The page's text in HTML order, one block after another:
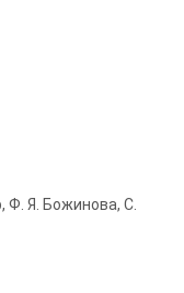
Ф. Я. Божинова, С.